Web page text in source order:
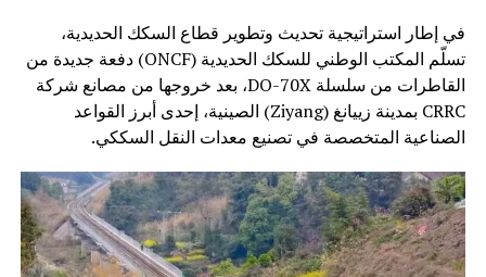
في إطار استراتيجية تحديث وتطوير قطاع السكك الحديدية،
تسلّم المكتب الوطني للسكك الحديدية (ONCF) دفعة جديدة من
القاطرات من سلسلة DO-70X، بعد خروجها من مصانع شركة
CRRC بمدينة زييانغ (Ziyang) الصينية، إحدى أبرز القواعد
الصناعية المتخصصة في تصنيع معدات النقل السككي.